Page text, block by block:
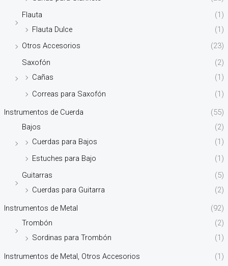
Flauta
(1)
Flauta Dulce
(1)
Otros Accesorios
(23)
Saxofón
(2)
Cañas
(1)
Correas para Saxofón
(1)
Instrumentos de Cuerda
(55)
Bajos
(2)
Cuerdas para Bajos
(1)
Estuches para Bajo
(1)
Guitarras
(5)
Cuerdas para Guitarra
(2)
Instrumentos de Metal
(92)
Trombón
(2)
Sordinas para Trombón
(1)
Instrumentos de Metal, Otros Accesorios (1)